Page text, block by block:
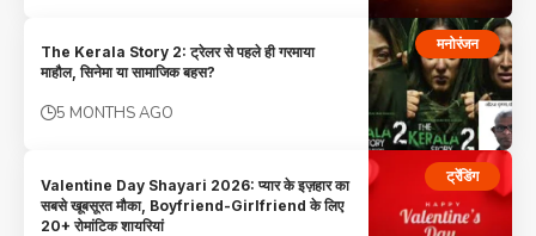
मनोरंजन
The Kerala Story 2: ट्रेलर से पहले ही गरमाया
माहौल, सिनेमा या सामाजिक बहस?
5 MONTHS AGO
ट्रेंडिंग
Valentine Day Shayari 2026: प्यार के इज़हार का
सबसे खूबसूरत मौका, Boyfriend-Girlfriend के लिए
20+ रोमांटिक शायरियां